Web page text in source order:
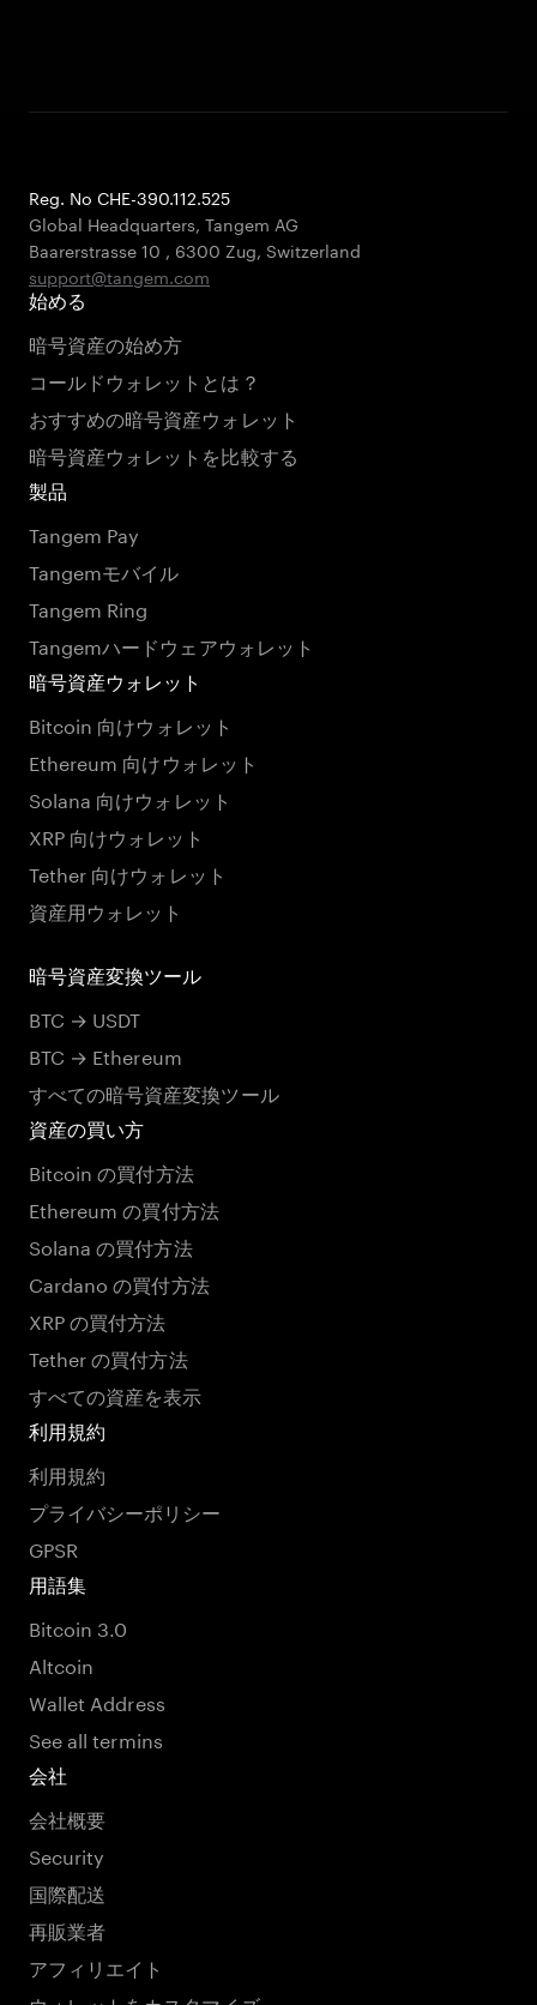
Reg. No CHE-390.112.525
Global Headquarters, Tangem AG
Baarerstrasse 10 , 6300 Zug, Switzerland
support@tangem.com
始める
暗号資産の始め方
コールドウォレットとは？
おすすめの暗号資産ウォレット
暗号資産ウォレットを比較する
製品
Tangem Pay
Tangemモバイル
Tangem Ring
Tangemハードウェアウォレット
暗号資産ウォレット
Bitcoin 向けウォレット
Ethereum 向けウォレット
Solana 向けウォレット
XRP 向けウォレット
Tether 向けウォレット
資産用ウォレット
暗号資産変換ツール
BTC → USDT
BTC → Ethereum
すべての暗号資産変換ツール
資産の買い方
Bitcoin の買付方法
Ethereum の買付方法
Solana の買付方法
Cardano の買付方法
XRP の買付方法
Tether の買付方法
すべての資産を表示
利用規約
利用規約
プライバシーポリシー
GPSR
用語集
Bitcoin 3.0
Altcoin
Wallet Address
See all termins
会社
会社概要
Security
国際配送
再販業者
アフィリエイト